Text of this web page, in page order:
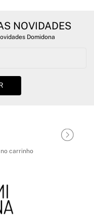
NOVIDADES
Domidona
carrinho